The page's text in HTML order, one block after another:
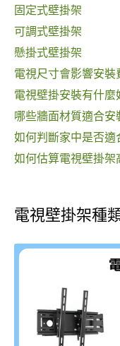
固定式壁掛架
可調式壁掛架
懸掛式壁掛架
電視尺寸會影響安裝
電視壁掛安裝有什麼
哪些牆面材質適合安
如何判斷家中是否適
如何估算電視壁掛架
電視壁掛架種